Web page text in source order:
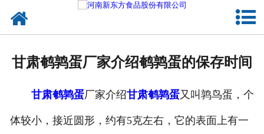
甘肃鹌鹑蛋厂家介绍鹌鹑蛋的保存时间
甘肃鹌鹑蛋厂家介绍甘肃鹌鹑蛋又叫鹑鸟蛋，个
体较小，接近圆形，约有5克左右，它的表面上有一